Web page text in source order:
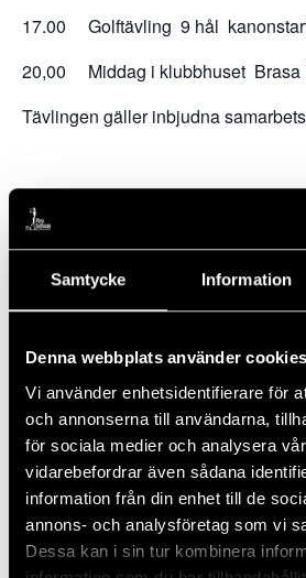
Samtycke Information
Denna webbplats använder cookies
Vi använder enhetsidentifierare för
och annonserna till användarna,
för sociala medier och analysera
vidarebefordrar även sådana
information från din enhet till de
annons- och analysföretag som vi
Dessa kan i sin tur kombinera
17.00 Golftävling 9 hål
20,00 Middag i klubbhuset Brasa
Tävlingen gäller inbjudna
Lägg till i kalender
Datum:
20 september, 2024
Tid:
16:30 - 23:00
Gratis
Piteå